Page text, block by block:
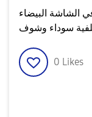
الشاشة البيضاء
سوداء وشوف
0 Likes